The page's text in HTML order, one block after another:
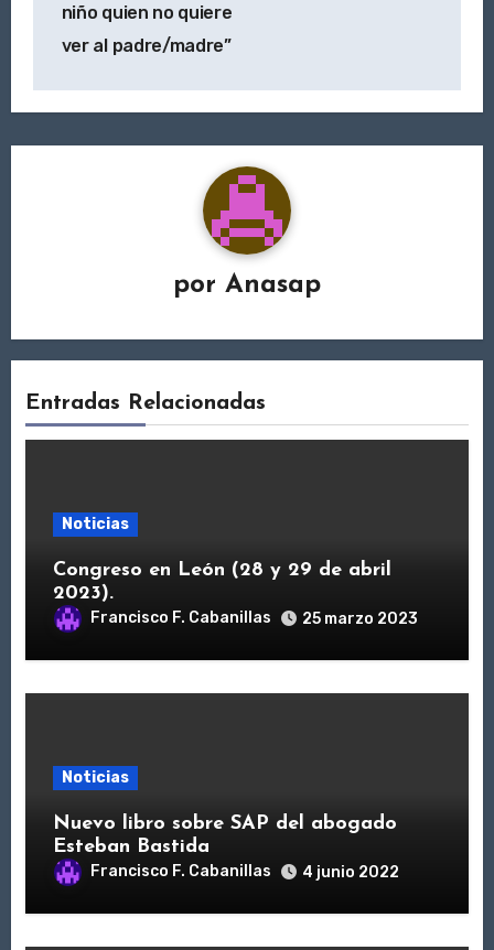
niño quien no quiere
ver al padre/madre”
por Anasap
Entradas Relacionadas
Noticias
Congreso en León (28 y 29 de abril
2023).
Francisco F. Cabanillas 25 marzo 2023
Noticias
Nuevo libro sobre SAP del abogado
Esteban Bastida
Francisco F. Cabanillas 4 junio 2022